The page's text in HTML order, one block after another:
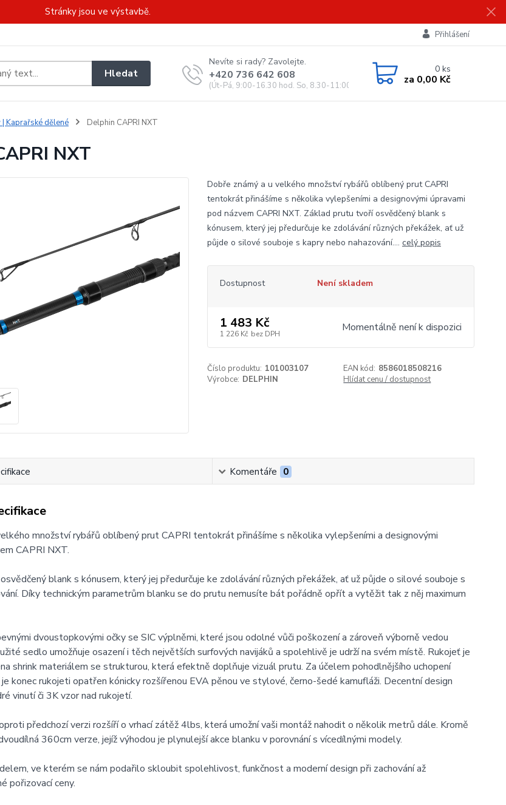
Stránky jsou ve výstavbě.
Přihlášení
Hledat
Nevíte si rady? Zavolejte.
+420 736 642 608
(Út-Pá, 9:00-16.30 hod. So, 8.30-11:00 hod.)
0ks
za 0,00 Kč
| Kaprařské dělené Delphin CAPRI NXT
NXT
Dobře známý a u velkého množství rybářů oblíbený prut CAPRI
tentokrát přinášíme s několika vylepšeními a designovými úpravami
pod názvem CAPRI NXT. Základ prutu tvoří osvědčený blank s
kónusem, který jej předurčuje ke zdolávání různých překážek, ať už
půjde o silové souboje s kapry nebo nahazování.... celý popis
Dostupnost Není skladem
1 483 Kč
1 226 Kč bez DPH Momentálně není k dispozici
Číslo produktu: 101003107 EAN kód: 8586018508216
Výrobce: DELPHIN Hlídat cenu / dostupnost
Komentáře 0
množství rybářů oblíbený prut CAPRI tentokrát přinášíme s několika vylepšeními a designovými
CAPRI NXT.
blank s kónusem, který jej předurčuje ke zdolávání různých překážek, ať už půjde o silové souboje s
Díky technickým parametrům blanku se do prutu nemusíte bát pořádně opřít a vytěžit tak z něj maximum
dvoustopkovými očky se SIC výplněmi, které jsou odolné vůči poškození a zároveň výborně vedou
sedlo umožňuje osazení i těch největších surfových navijáků a spolehlivě je udrží na svém místě. Rukojeť je
shrink materiálem se strukturou, která efektně doplňuje vizuál prutu. Za účelem pohodlnějšího uchopení
je konec rukojeti opatřen kónicky rozšířenou EVA pěnou ve stylové, černo-šedé kamufláži. Decentní design
vinutí či 3K vzor nad rukojetí.
předchozí verzi rozšíří o vrhací zátěž 4lbs, která umožní vaši montáž nahodit o několik metrů dále. Kromě
360cm verze, jejíž výhodou je plynulejší akce blanku v porovnání s vícedílnými modely.
ve kterém se nám podařilo skloubit spolehlivost, funkčnost a moderní design při zachování až
pořizovací ceny.